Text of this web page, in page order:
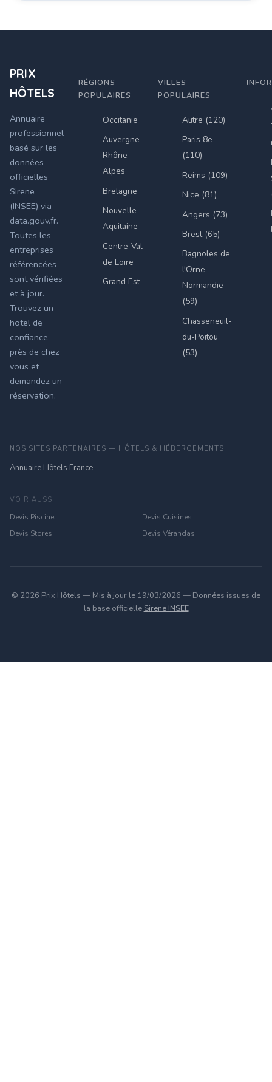
PRIX
HÔTELS
Annuaire
professionnel
basé sur les
données
officielles
Sirene
(INSEE) via
data.gouv.fr.
Toutes les
entreprises
référencées
sont vérifiées
et à jour.
Trouvez un
hotel de
confiance
près de chez
vous et
demandez un
réservation.
RÉGIONS
POPULAIRES
Occitanie
Auvergne-
Rhône-
Alpes
Bretagne
Nouvelle-
Aquitaine
Centre-Val
de Loire
Grand Est
VILLES
POPULAIRES
Autre (120)
Paris 8e
(110)
Reims (109)
Nice (81)
Angers (73)
Brest (65)
Bagnoles de
l'Orne
Normandie
(59)
Chasseneuil-
du-Poitou
(53)
NOS SITES PARTENAIRES — HÔTELS & HÉBERGEMENTS
Annuaire Hôtels France
VOIR AUSSI
Devis Piscine
Devis Cuisines
Devis Stores
Devis Vérandas
© 2026 Prix Hôtels — Mis à jour le 19/03/2026 — Données issues de
la base officielle Sirene INSEE